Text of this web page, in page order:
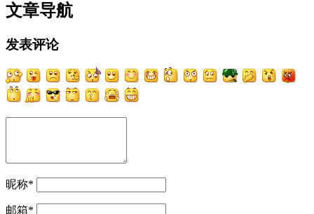
文章导航
发表评论
昵称*
邮箱*